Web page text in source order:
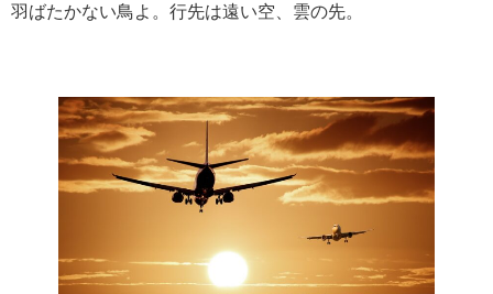
羽ばたかない鳥よ。行先は遠い空、雲の先。